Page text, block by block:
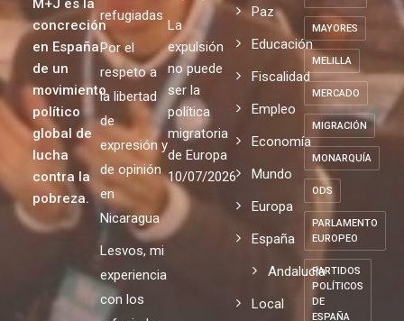
decisión
política.
M+J es la
concreción
en España
de un
movimiento
político
global de
lucha
contra la
acogida a
las
personas
refugiadas
respeto a
la libertad
de
expresión y
de opinión
en
Nicaragua
Lesvos, mi
PP-VOX en
Andalucía.
21/07/2026
La
expulsión
no puede
ser la
política
migratoria
de Europa
10/07/2026
Medio
ambiente
Paz
Educación
Fiscalidad
Empleo
Economía
Mundo
Europa
España
INFANCIA
JUSTICIA
SOCIAL
MAYORES
MELILLA
MERCADO
MIGRACIÓN
MONARQUÍA
ODS
PARLAMENTO
EUROPEO